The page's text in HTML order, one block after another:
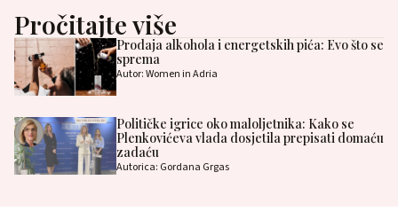
Pročitajte više
Prodaja alkohola i energetskih pića: Evo što se
sprema
Autor: Women in Adria
Političke igrice oko maloljetnika: Kako se
Plenkovićeva vlada dosjetila prepisati domaću
zadaću
Autorica: Gordana Grgas